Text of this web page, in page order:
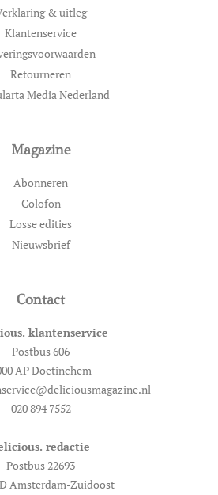
& uitleg
Klantenservice
Retourneren
Media Nederland
Magazine
Abonneren
Colofon
Losse edities
Nieuwsbrief
Contact
klantenservice
Postbus 606
AP Doetinchem
020 894 7552
redactie
Postbus 22693
Amsterdam-Zuidoost